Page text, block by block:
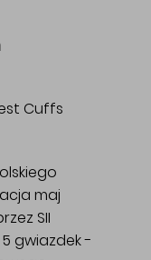
Cuffs
maj
SII
gwiazdek -